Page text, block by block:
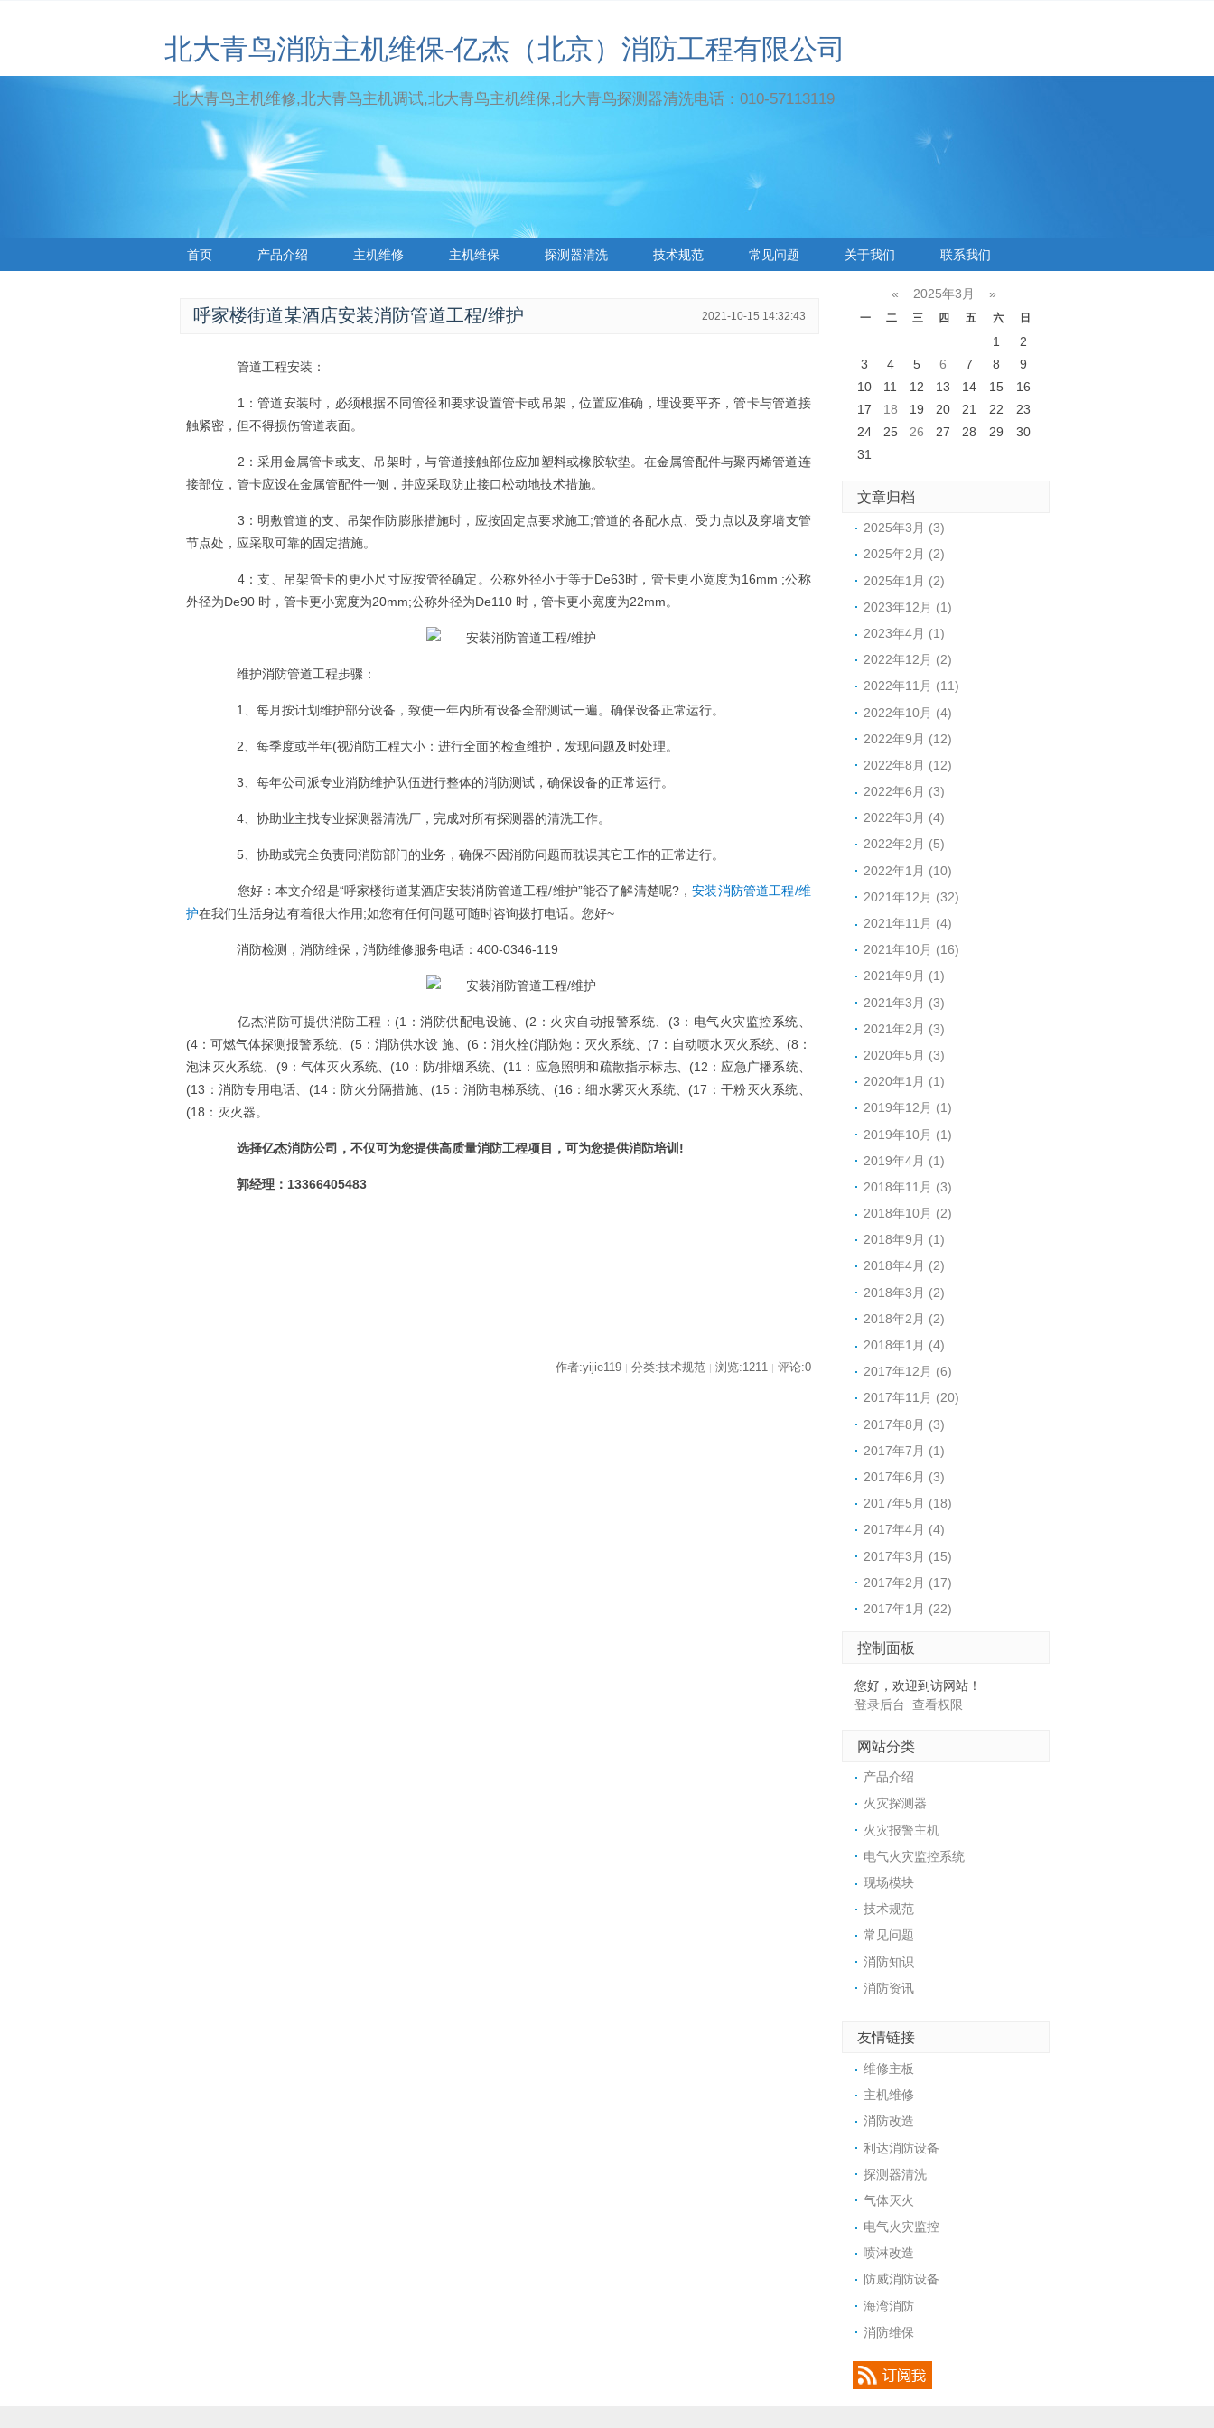
北大青鸟消防主机维保-亿杰（北京）消防工程有限公司
北大青鸟主机维修,北大青鸟主机调试,北大青鸟主机维保,北大青鸟探测器清洗电话：010-57113119
首页 产品介绍 主机维修 主机维保 探测器清洗 技术规范 常见问题 关于我们 联系我们
呼家楼街道某酒店安装消防管道工程/维护 2021-10-15 14:32:43
管道工程安装：
1：管道安装时，必须根据不同管径和要求设置管卡或吊架，位置应准确，埋设要平齐，管卡与管道接
触紧密，但不得损伤管道表面。
2：采用金属管卡或支、吊架时，与管道接触部位应加塑料或橡胶软垫。在金属管配件与聚丙烯管道连
接部位，管卡应设在金属管配件一侧，并应采取防止接口松动地技术措施。
3：明敷管道的支、吊架作防膨胀措施时，应按固定点要求施工;管道的各配水点、受力点以及穿墙支管
节点处，应采取可靠的固定措施。
4：支、吊架管卡的更小尺寸应按管径确定。公称外径小于等于De63时，管卡更小宽度为16mm ;公称
外径为De90 时，管卡更小宽度为20mm;公称外径为De110 时，管卡更小宽度为22mm。
维护消防管道工程步骤：
1、每月按计划维护部分设备，致使一年内所有设备全部测试一遍。确保设备正常运行。
2、每季度或半年(视消防工程大小：进行全面的检查维护，发现问题及时处理。
3、每年公司派专业消防维护队伍进行整体的消防测试，确保设备的正常运行。
4、协助业主找专业探测器清洗厂，完成对所有探测器的清洗工作。
5、协助或完全负责同消防部门的业务，确保不因消防问题而耽误其它工作的正常进行。
您好：本文介绍是“呼家楼街道某酒店安装消防管道工程/维护”能否了解清楚呢?，安装消防管道工程/维
护在我们生活身边有着很大作用;如您有任何问题可随时咨询拨打电话。您好~
消防检测，消防维保，消防维修服务电话：400-0346-119
亿杰消防可提供消防工程：(1：消防供配电设施、(2：火灾自动报警系统、(3：电气火灾监控系统、
(4：可燃气体探测报警系统、(5：消防供水设 施、(6：消火栓(消防炮：灭火系统、(7：自动喷水灭火系统、(8：
泡沫灭火系统、(9：气体灭火系统、(10：防/排烟系统、(11：应急照明和疏散指示标志、(12：应急广播系统、
(13：消防专用电话、(14：防火分隔措施、(15：消防电梯系统、(16：细水雾灭火系统、(17：干粉灭火系统、
(18：灭火器。
选择亿杰消防公司，不仅可为您提供高质量消防工程项目，可为您提供消防培训!
郭经理：13366405483
作者:yijie119 | 分类:技术规范 | 浏览:1211 | 评论:0
« 2025年3月 »
一 二 三 四 五 六 日
1
2
3
4 5 6 7 8
9
10
11 12 13 14 15
16
17
18 19 20 21 22
23
24
25 26 27 28 29
30
31
文章归档
2025年3月 (3)
2025年2月 (2)
2025年1月 (2)
2023年12月 (1)
2023年4月 (1)
2022年12月 (2)
2022年11月 (11)
2022年10月 (4)
2022年9月 (12)
2022年8月 (12)
2022年6月 (3)
2022年3月 (4)
2022年2月 (5)
2022年1月 (10)
2021年12月 (32)
2021年11月 (4)
2021年10月 (16)
2021年9月 (1)
2021年3月 (3)
2021年2月 (3)
2020年5月 (3)
2020年1月 (1)
2019年12月 (1)
2019年10月 (1)
2019年4月 (1)
2018年11月 (3)
2018年10月 (2)
2018年9月 (1)
2018年4月 (2)
2018年3月 (2)
2018年2月 (2)
2018年1月 (4)
2017年12月 (6)
2017年11月 (20)
2017年8月 (3)
2017年7月 (1)
2017年6月 (3)
2017年5月 (18)
2017年4月 (4)
2017年3月 (15)
2017年2月 (17)
2017年1月 (22)
控制面板
您好，欢迎到访网站！
登录后台 查看权限
网站分类
产品介绍
火灾探测器
火灾报警主机
电气火灾监控系统
现场模块
技术规范
常见问题
消防知识
消防资讯
友情链接
维修主板
主机维修
消防改造
利达消防设备
探测器清洗
气体灭火
电气火灾监控
喷淋改造
防威消防设备
海湾消防
消防维保